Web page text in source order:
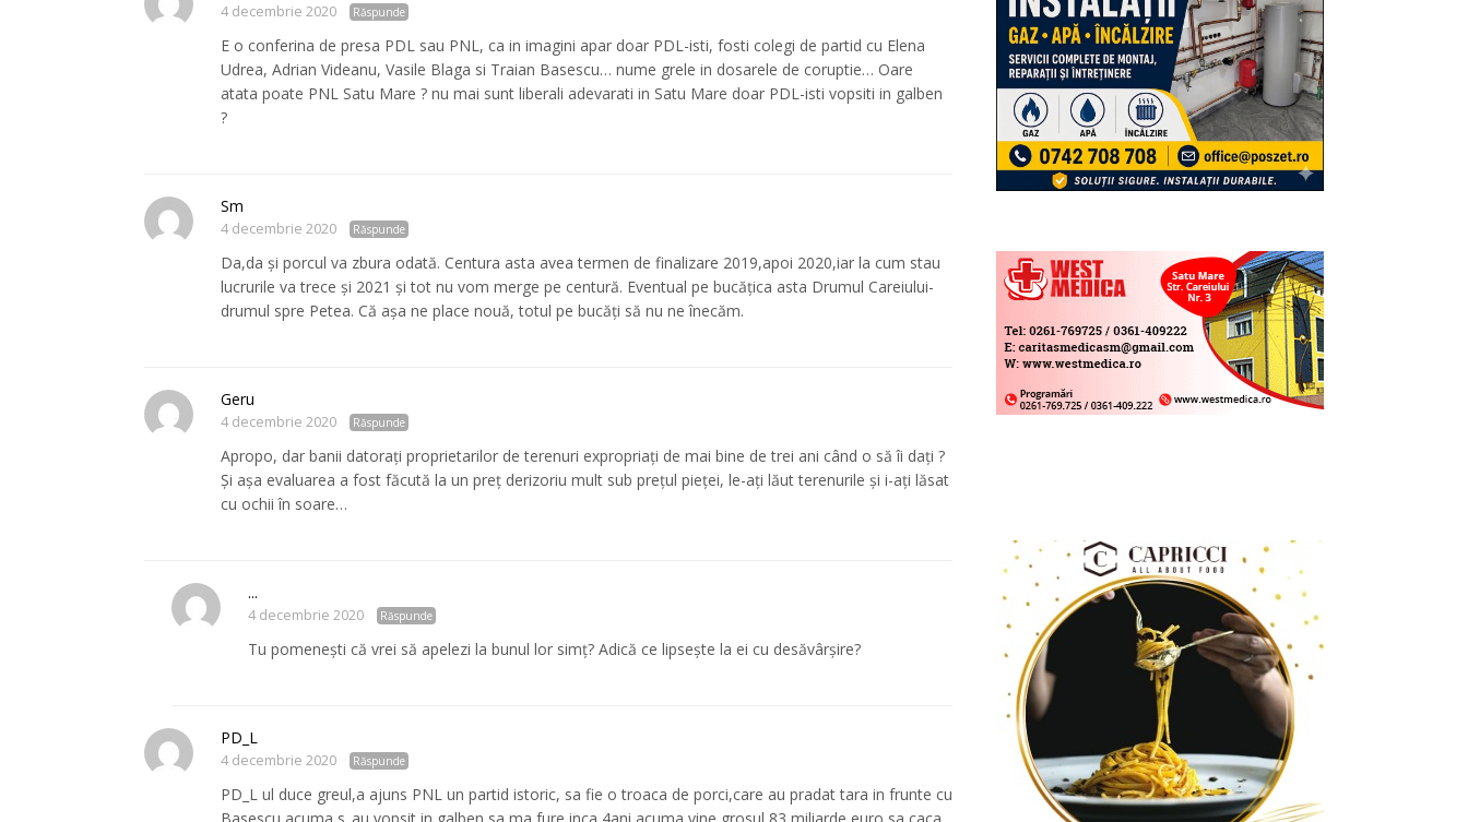
4 decembrie 2020 Răspunde
E o conferina de presa PDL sau PNL, ca in imagini apar doar PDL-isti, fosti colegi de partid cu Elena
Udrea, Adrian Videanu, Vasile Blaga si Traian Basescu… nume grele in dosarele de coruptie… Oare
atata poate PNL Satu Mare ? nu mai sunt liberali adevarati in Satu Mare doar PDL-isti vopsiti in galben
?
Sm
4 decembrie 2020 Răspunde
Da,da și porcul va zbura odată. Centura asta avea termen de finalizare 2019,apoi 2020,iar la cum stau
lucrurile va trece și 2021 și tot nu vom merge pe centură. Eventual pe bucățica asta Drumul Careiului-
drumul spre Petea. Că așa ne place nouă, totul pe bucăți să nu ne înecăm.
Geru
4 decembrie 2020 Răspunde
Apropo, dar banii datorați proprietarilor de terenuri expropriați de mai bine de trei ani când o să îi dați ?
Și așa evaluarea a fost făcută la un preț derizoriu mult sub prețul pieței, le-ați lăut terenurile și i-ați lăsat
cu ochii în soare…
...
4 decembrie 2020 Răspunde
Tu pomenești că vrei să apelezi la bunul lor simț? Adică ce lipsește la ei cu desăvârșire?
PD_L
4 decembrie 2020 Răspunde
PD_L ul duce greul,a ajuns PNL un partid istoric, sa fie o troaca de porci,care au pradat tara in frunte cu
Basescu,acuma s_au vopsit in galben sa ma fure inca 4ani,acuma vine grosul 83 miliarde euro,sa caca